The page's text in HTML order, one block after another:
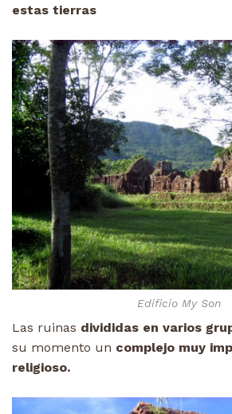
estas tierras
Edificio My Son
Las ruinas divididas en varios
su momento un complejo muy
religioso.